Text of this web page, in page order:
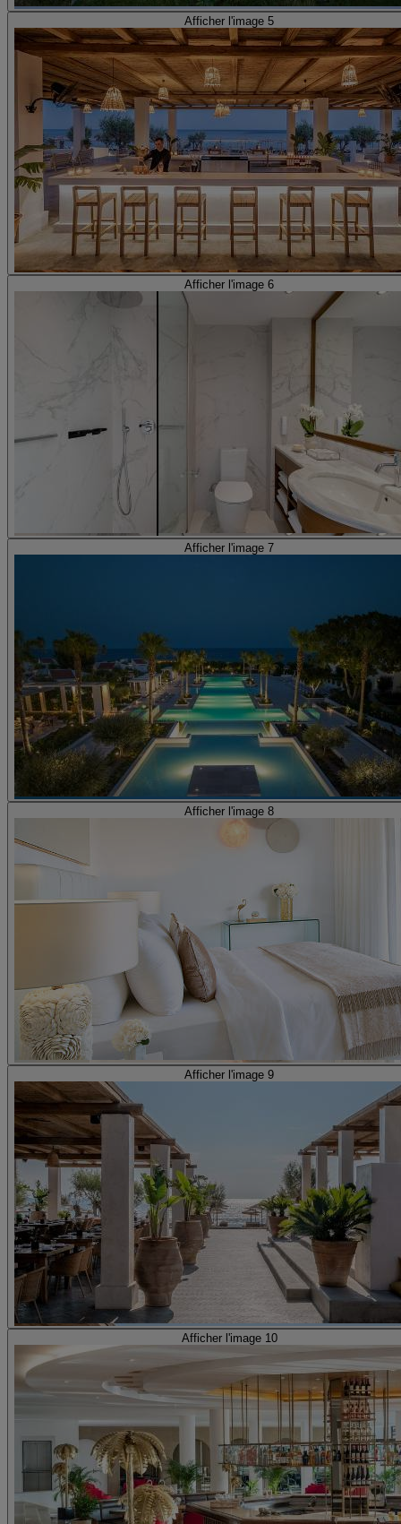
Afficher l'image 5
Afficher l'image 6
Afficher l'image 7
Afficher l'image 8
Afficher l'image 9
Afficher l'image 10